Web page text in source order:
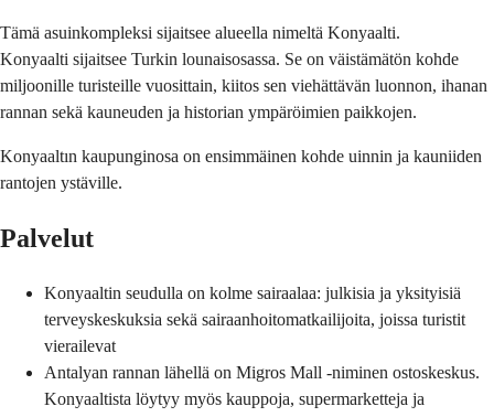
Tämä asuinkompleksi sijaitsee alueella nimeltä Konyaalti.
Konyaalti sijaitsee Turkin lounaisosassa. Se on väistämätön kohde
miljoonille turisteille vuosittain, kiitos sen viehättävän luonnon, ihanan
rannan sekä kauneuden ja historian ympäröimien paikkojen.
Konyaaltın kaupunginosa on ensimmäinen kohde uinnin ja kauniiden
rantojen ystäville.
Palvelut
Konyaaltin seudulla on kolme sairaalaa: julkisia ja yksityisiä
terveyskeskuksia sekä sairaanhoitomatkailijoita, joissa turistit
vierailevat
Antalyan rannan lähellä on Migros Mall -niminen ostoskeskus.
Konyaaltista löytyy myös kauppoja, supermarketteja ja